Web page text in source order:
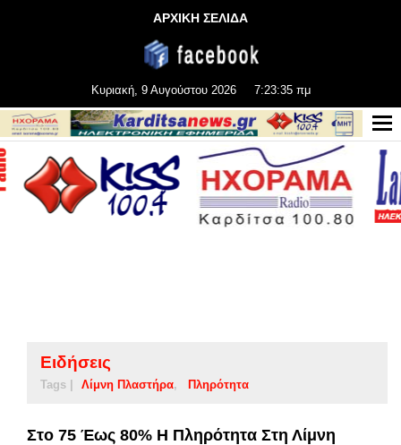
ΑΡΧΙΚΗ ΣΕΛΙΔΑ
Κυριακή, 9 Αυγούστου 2026 7:23:35 πμ
Ειδήσεις
Tags | Λίμνη Πλαστήρα Πληρότητα
Στο 75 Έως 80% Η Πληρότητα Στη Λίμνη